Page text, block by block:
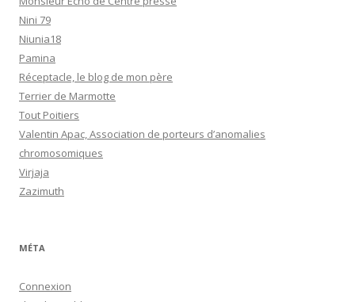
Nini 79
Niunia18
Pamina
Réceptacle, le blog de mon père
Terrier de Marmotte
Tout Poitiers
Valentin Apac, Association de porteurs d’anomalies
chromosomiques
Virjaja
Zazimuth
MÉTA
Connexion